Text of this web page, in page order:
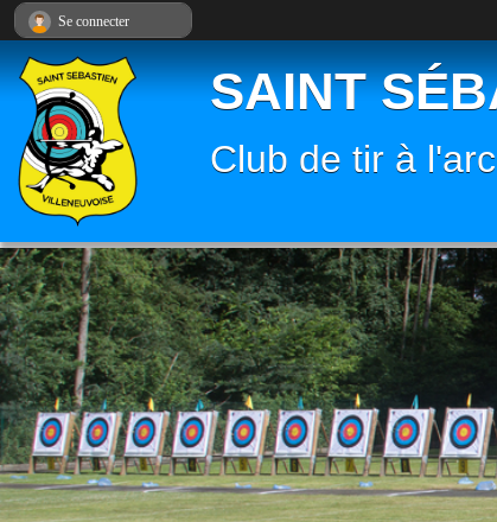
SAINT
Club de tir à
Se connecter
Panneau de gestion des cookies